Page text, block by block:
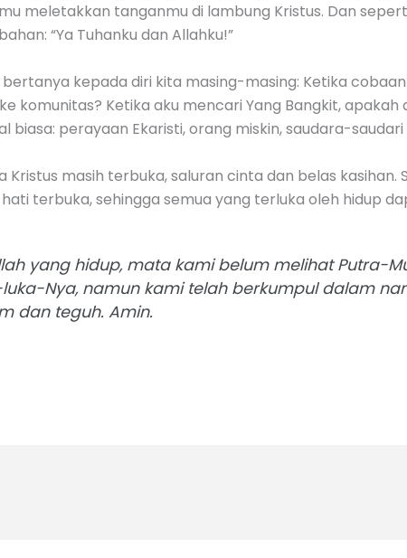
meletakkan tanganmu di lambung Kristus. Dan
“Ya Tuhanku dan Allahku!”
kepada diri kita masing-masing: Ketika
komunitas? Ketika aku mencari Yang Bangkit,
biasa: perayaan Ekaristi, orang miskin, saudara-
Kristus masih terbuka, saluran cinta dan belas
terbuka, sehingga semua yang terluka oleh hidup
yang hidup, mata kami belum melihat Putra-
Nya, namun kami telah berkumpul dalam
dan teguh. Amin.